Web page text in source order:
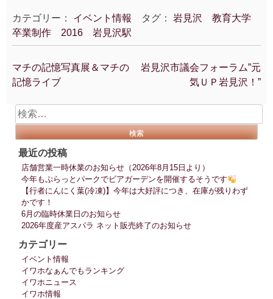
カテゴリー： イベント情報 タグ： 岩見沢 教育大学
卒業制作 2016 岩見沢駅
投
稿
ビ
ゲ
シ
ョ
マチの記憶写真展＆マチの
記憶ライブ
岩見沢市議会フォーラム”元
気ＵＰ岩見沢！”
検
索:
最近の投稿
店舗営業一時休業のお知らせ（2026年8月15日より）
今年もぷらっとパークでビアガーデンを開催するそうです
【行者にんにく葉(冷凍)】今年は大好評につき、在庫が残りわず
かです！
6月の臨時休業日のお知らせ
2026年度産アスパラ ネット販売終了のお知らせ
カテゴリー
イベント情報
イワホなぁんでもランキング
イワホニュース
イワホ情報